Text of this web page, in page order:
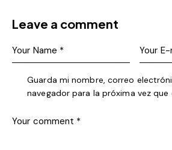
Leave a comment
Guarda mi nombre, correo
navegador para la próxima vez que